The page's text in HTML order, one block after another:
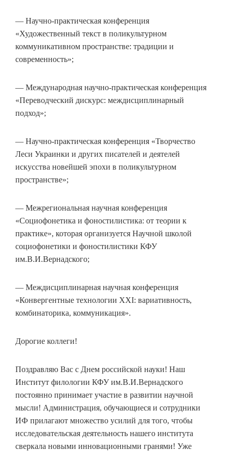
— Научно-практическая конференция
«Художественный текст в поликультурном
коммуникативном пространстве: традиции и
современность»;
— Международная научно-практическая конференция
«Переводческий дискурс: междисциплинарный
подход»;
— Научно-практическая конференция «Творчество
Леси Украинки и других писателей и деятелей
искусства новейшей эпохи в поликультурном
пространстве»;
— Межрегиональная научная конференция
«Социофонетика и фоностилистика: от теории к
практике», которая организуется Научной школой
социофонетики и фоностилистики КФУ
им.В.И.Вернадского;
— Междисциплинарная научная конференция
«Конвергентные технологии XXI: вариативность,
комбинаторика, коммуникация».
Дорогие коллеги!
Поздравляю Вас с Днем российской науки! Наш
Институт филологии КФУ им.В.И.Вернадского
постоянно принимает участие в развитии научной
мысли! Администрация, обучающиеся и сотрудники
ИФ прилагают множество усилий для того, чтобы
исследовательская деятельность нашего института
сверкала новыми инновационными гранями! Уже